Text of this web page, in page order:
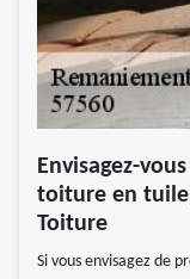
Envisagez-
toiture en
Toiture
Si vous envisagez de